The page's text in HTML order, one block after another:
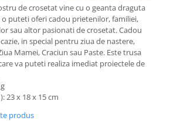
de crosetat vine cu o geanta draguta
puteti oferi cadou prietenilor, familiei,
sau altor pasionati de crosetat. Cadou
in special pentru ziua de nastere,
Mamei, Craciun sau Paste. Este trusa
va puteti realiza imediat proiectele de
23 x 18 x 15 cm
produs